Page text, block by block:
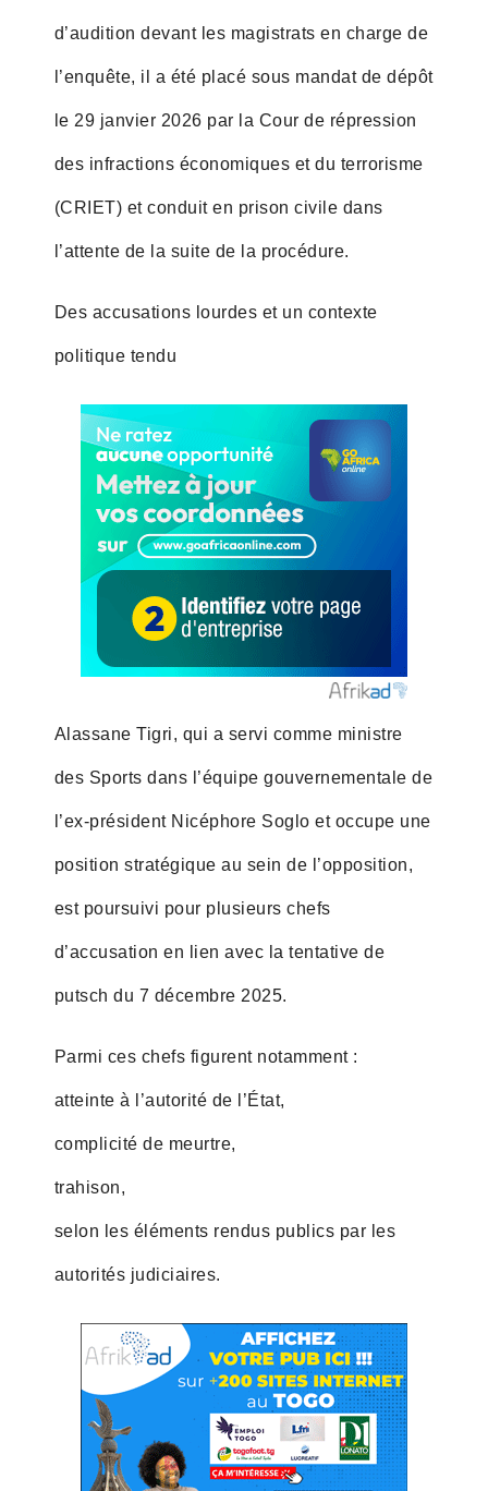
d’audition devant les magistrats en charge de
l’enquête, il a été placé sous mandat de dépôt
le 29 janvier 2026 par la Cour de répression
des infractions économiques et du terrorisme
(CRIET) et conduit en prison civile dans
l’attente de la suite de la procédure.
Des accusations lourdes et un contexte
politique tendu
Alassane Tigri, qui a servi comme ministre
des Sports dans l’équipe gouvernementale de
l’ex-président Nicéphore Soglo et occupe une
position stratégique au sein de l’opposition,
est poursuivi pour plusieurs chefs
d’accusation en lien avec la tentative de
putsch du 7 décembre 2025.
Parmi ces chefs figurent notamment :
atteinte à l’autorité de l’État,
complicité de meurtre,
trahison,
selon les éléments rendus publics par les
autorités judiciaires.